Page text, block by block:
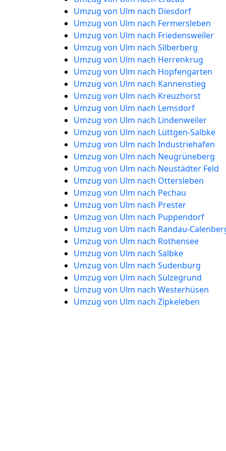
Umzug von Ulm nach Diesdorf
Umzug von Ulm nach Fermersleben
Umzug von Ulm nach Friedensweiler
Umzug von Ulm nach Silberberg
Umzug von Ulm nach Herrenkrug
Umzug von Ulm nach Hopfengarten
Umzug von Ulm nach Kannenstieg
Umzug von Ulm nach Kreuzhorst
Umzug von Ulm nach Lemsdorf
Umzug von Ulm nach Lindenweiler
Umzug von Ulm nach Lüttgen-Salbke
Umzug von Ulm nach Industriehafen
Umzug von Ulm nach Neugrüneberg
Umzug von Ulm nach Neustädter Feld
Umzug von Ulm nach Ottersleben
Umzug von Ulm nach Pechau
Umzug von Ulm nach Prester
Umzug von Ulm nach Puppendorf
Umzug von Ulm nach Randau-
Umzug von Ulm nach Rothensee
Umzug von Ulm nach Salbke
Umzug von Ulm nach Sudenburg
Umzug von Ulm nach Sülzegrund
Umzug von Ulm nach Westerhüsen
Umzug von Ulm nach Zipkeleben